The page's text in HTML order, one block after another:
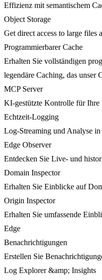
Effizienz mit semantischem
Object Storage
Get direct access to large files
Programmierbarer Cache
Erhalten Sie vollständigen
legendäre Caching, das unser
MCP Server
KI-gestützte Kontrolle für Ihre
Echtzeit-Logging
Log-Streaming und Analyse
Edge Observer
Entdecken Sie Live- und
Domain Inspector
Erhalten Sie Einblicke auf
Origin Inspector
Erhalten Sie umfassende
Edge
Benachrichtigungen
Erstellen Sie
Log Explorer &amp; Insights